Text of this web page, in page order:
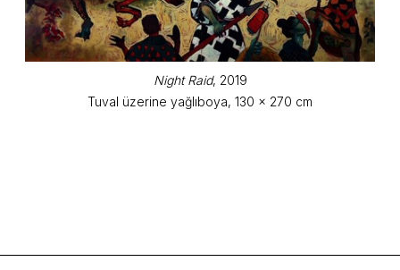
Night Raid, 2019
Tuval üzerine yağlıboya, 130 x 270 cm